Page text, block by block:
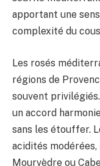
apportant une
complexité du
Les rosés
régions de
souvent
un accord
sans les étouffer.
acidités modérées,
Mourvèdre ou